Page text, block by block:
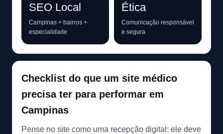
SEO Local
Campinas + bairros +
especialidade
Ética
Comunicação responsável
e segura
Checklist do que um site médico
precisa ter para performar em
Campinas
Pense no site como uma recepção digital: ele deve